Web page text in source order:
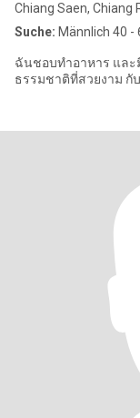
Chiang Saen, Chiang
Suche: Männlich 40 -
ฉันชอบทำอาหาร และ
ธรรมชาติที่สวยงาม กั